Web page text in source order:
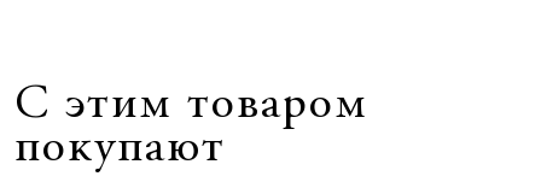
С этим товаром
покупают